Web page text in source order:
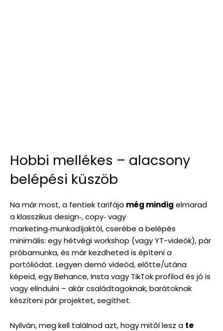
Hobbi mellékes – alacsony
belépési küszöb
Na már most, a fentiek tarifája még mindig elmarad
a klasszikus design‑, copy‑ vagy
marketing‑munkadíjaktól, cserébe a belépés
minimális: egy hétvégi workshop (vagy YT-videók), pár
próbamunka, és már kezdheted is építeni a
portóliódat. Legyen demó videód, előtte/utána
képeid, egy Behance, Insta vagy TikTok profilod és jó is
vagy elindulni – akár családtagoknak, barátoknak
készíteni pár projektet, segíthet.
Nyilván, meg kell találnod azt, hogy mitől lesz a te